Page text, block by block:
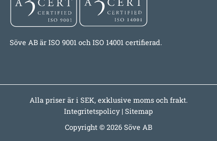
Söve AB är ISO 9001 och ISO 14001 certifierad.
Alla priser är i SEK, exklusive moms och frakt.
Integritetspolicy| Sitemap
Copyright © 2026 Söve AB